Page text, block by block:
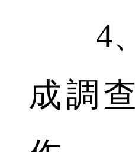
4、
成調